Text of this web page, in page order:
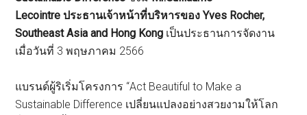
Lecointre ประธานเจ้าหน้าที่บริหารของ Yves Rocher,
Southeast Asia and Hong Kong เป็นประธานการจัดงาน
เมื่อวันที่ 3 พฤษภาคม 2566
แบรนด์ผู้ริเริ่มโครงการ “Act Beautiful to Make a
Sustainable Difference เปลี่ยนแปลงอย่างสวยงามให้โลก